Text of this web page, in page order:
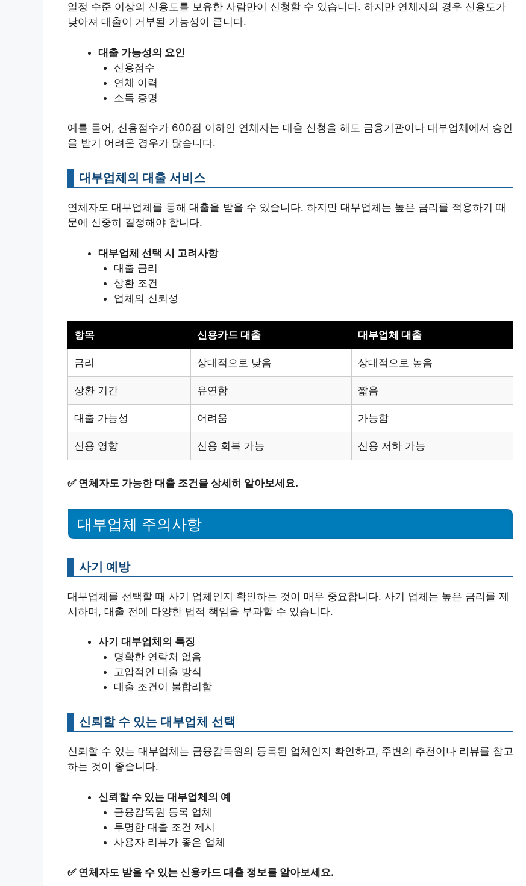
일정 수준 이상의 신용도를 보유한 사람만이 신청할 수 있습니다. 하지만 연체자의 경우 신용도가
낮아져 대출이 거부될 가능성이 큽니다.
대출 가능성의 요인
신용점수
연체 이력
소득 증명
예를 들어, 신용점수가 600점 이하인 연체자는 대출 신청을 해도 금융기관이나 대부업체에서 승인
을 받기 어려운 경우가 많습니다.
대부업체의 대출 서비스
연체자도 대부업체를 통해 대출을 받을 수 있습니다. 하지만 대부업체는 높은 금리를 적용하기 때
문에 신중히 결정해야 합니다.
대부업체 선택 시 고려사항
대출 금리
상환 조건
업체의 신뢰성
항목 신용카드 대출 대부업체 대출
금리 상대적으로 낮음 상대적으로 높음
상환 기간 유연함 짧음
대출 가능성 어려움 가능함
신용 영향 신용 회복 가능 신용 저하 가능
✅ 연체자도 가능한 대출 조건을 상세히 알아보세요.
대부업체 주의사항
사기 예방
대부업체를 선택할 때 사기 업체인지 확인하는 것이 매우 중요합니다. 사기 업체는 높은 금리를 제
시하며, 대출 전에 다양한 법적 책임을 부과할 수 있습니다.
사기 대부업체의 특징
명확한 연락처 없음
고압적인 대출 방식
대출 조건이 불합리함
신뢰할 수 있는 대부업체 선택
신뢰할 수 있는 대부업체는 금융감독원의 등록된 업체인지 확인하고, 주변의 추천이나 리뷰를 참고
하는 것이 좋습니다.
신뢰할 수 있는 대부업체의 예
금융감독원 등록 업체
투명한 대출 조건 제시
사용자 리뷰가 좋은 업체
✅ 연체자도 받을 수 있는 신용카드 대출 정보를 알아보세요.